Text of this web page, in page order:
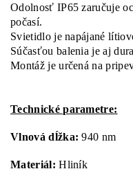
Odolnosť IP65 zaručuje
počasí.
Svietidlo je napájané
Súčasťou balenia je aj
Montáž je určená na
Technické parametre:
Vlnová dĺžka: 940 nm
Materiál: Hliník